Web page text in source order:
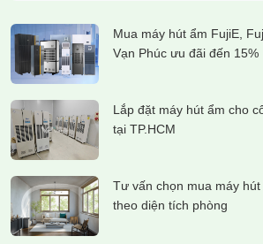
Mua máy hút ẩm FujiE,
Vạn Phúc ưu đãi đến 15%
Lắp đặt máy hút ẩm cho
tại TP.HCM
Tư vấn chọn mua máy
theo diện tích phòng